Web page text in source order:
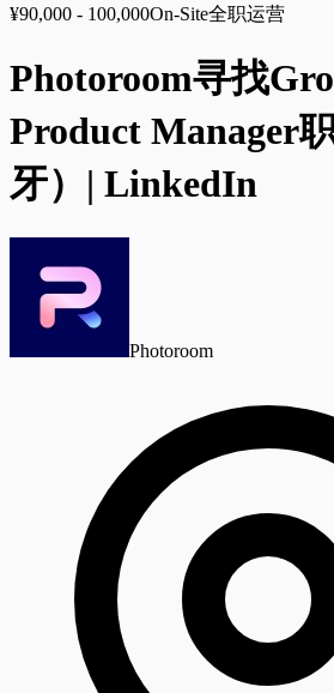
¥90,000 - 100,000On-Site全职运营
Photoroom寻找
Product Manager
牙）| LinkedIn
Photoroom